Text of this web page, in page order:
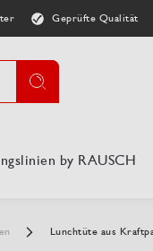
Geprüfte Qualität
Suche
by RAUSCH
Lunchtüte aus